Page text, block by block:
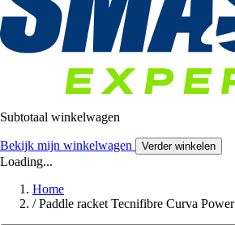
Subtotaal winkelwagen
Bekijk mijn winkelwagen Verder winkelen
Loading...
Home
/ Paddle racket Tecnifibre Curva Power